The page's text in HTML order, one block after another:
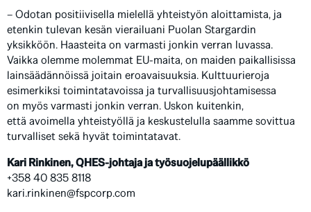
– Odotan positiivisella mielellä yhteistyön aloittamista, ja
etenkin tulevan kesän vierailuani Puolan Stargardin
yksikköön. Haasteita on varmasti jonkin verran luvassa.
Vaikka olemme molemmat EU-maita, on maiden paikallisissa
lainsäädännöissä joitain eroavaisuuksia. Kulttuurieroja
esimerkiksi toimintatavoissa ja turvallisuusjohtamisessa
on myös varmasti jonkin verran. Uskon kuitenkin,
että avoimella yhteistyöllä ja keskustelulla saamme sovittua
turvalliset sekä hyvät toimintatavat.
Kari Rinkinen, QHES-johtaja ja työsuojelupäällikkö
+358 40 835 8118
kari.rinkinen@fspcorp.com